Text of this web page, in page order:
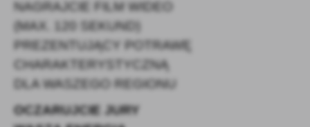
NAGRAJCIE FILM WIDEO
(MAX. 120 SEKUND)
PREZENTUJĄCY POTRAWĘ
CHARAKTERYSTYCZNĄ
DLA WASZEGO REGIONU
OCZARUJCIE JURY